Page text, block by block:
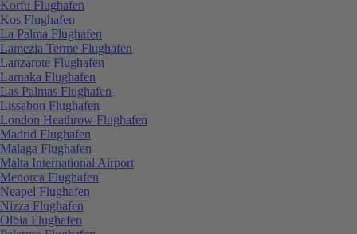
Korfu Flughafen
Kos Flughafen
La Palma Flughafen
Lamezia Terme Flughafen
Lanzarote Flughafen
Larnaka Flughafen
Las Palmas Flughafen
Lissabon Flughafen
London Heathrow Flughafen
Madrid Flughafen
Malaga Flughafen
Malta International Airport
Menorca Flughafen
Neapel Flughafen
Nizza Flughafen
Olbia Flughafen